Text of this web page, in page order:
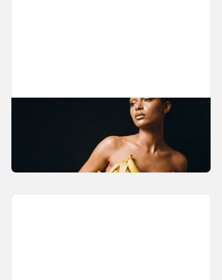
The Nano Banana 2 Handbook
Brian from Litany of Ignition gives a hands-on
breakdown of what Gemini 2.0 Flash Image
can actually do, with the prompts to prove it.